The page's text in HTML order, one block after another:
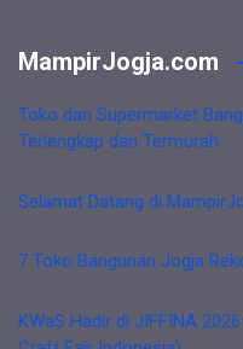
MampirJogja.com
Toko dan Supermarket
Terlengkap dan Termurah
Selamat Datang di
7 Toko Bangunan Jogja
KWaS Hadir di JIFFINA